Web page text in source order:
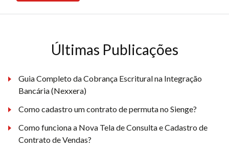
Últimas Publicações
Guia Completo da Cobrança Escritural na Integração
Bancária (Nexxera)
Como cadastro um contrato de permuta no Sienge?
Como funciona a Nova Tela de Consulta e Cadastro de
Contrato de Vendas?